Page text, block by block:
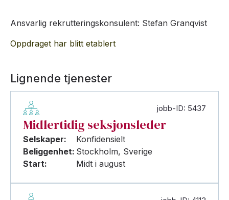
Ansvarlig rekrutteringskonsulent: Stefan Granqvist
Oppdraget har blitt etablert
Lignende tjenester
jobb-ID: 5437
Midlertidig seksjonsleder
Selskaper:
Konfidensielt
Beliggenhet: Stockholm, Sverige
Start:
Midt i august